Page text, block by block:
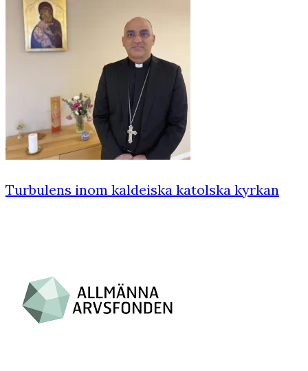
Turbulens inom kaldeiska katolska kyrkan